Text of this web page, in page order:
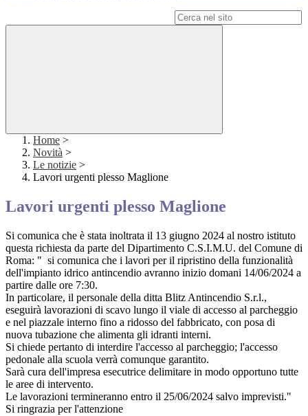
Home >
Novità >
Le notizie >
Lavori urgenti plesso Maglione
Lavori urgenti plesso Maglione
Si comunica che è stata inoltrata il 13 giugno 2024 al nostro istituto
questa richiesta da parte del Dipartimento C.S.I.M.U. del Comune di
Roma: " si comunica che i lavori per il ripristino della funzionalità
dell'impianto idrico antincendio avranno inizio domani 14/06/2024 a
partire dalle ore 7:30.
In particolare, il personale della ditta Blitz Antincendio S.r.l.,
eseguirà lavorazioni di scavo lungo il viale di accesso al parcheggio
e nel piazzale interno fino a ridosso del fabbricato, con posa di
nuova tubazione che alimenta gli idranti interni.
Si chiede pertanto di interdire l'accesso al parcheggio; l'accesso
pedonale alla scuola verrà comunque garantito.
Sarà cura dell'impresa esecutrice delimitare in modo opportuno tutte
le aree di intervento.
Le lavorazioni termineranno entro il 25/06/2024 salvo imprevisti."
Si ringrazia per l'attenzione